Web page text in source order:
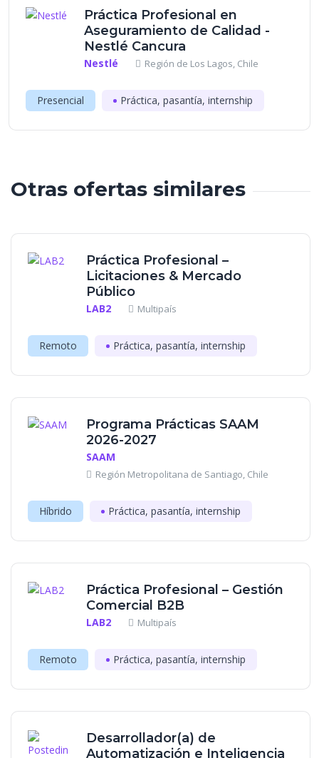
Práctica Profesional en
Aseguramiento de Calidad -
Nestlé Cancura
Nestlé Región de Los Lagos, Chile
Presencial Práctica, pasantía, internship
Otras ofertas similares
Práctica Profesional –
Licitaciones & Mercado
Público
LAB2 Multipaís
Remoto Práctica, pasantía, internship
Programa Prácticas SAAM
2026-2027
SAAM
Región Metropolitana de Santiago, Chile
Híbrido Práctica, pasantía, internship
Práctica Profesional – Gestión
Comercial B2B
LAB2 Multipaís
Remoto Práctica, pasantía, internship
Desarrollador(a) de
Automatización e Inteligencia